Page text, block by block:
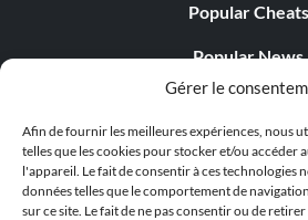
Gérer le
Afin de fournir les meilleures expériences, nous
telles que les cookies pour stocker et/ou accéder
l'appareil. Le fait de consentir à ces technologies
données telles que le comportement de
sur ce site. Le fait de ne pas consentir ou de
Popular Cheats
Popular News
Popular
Popular Free
LATEST